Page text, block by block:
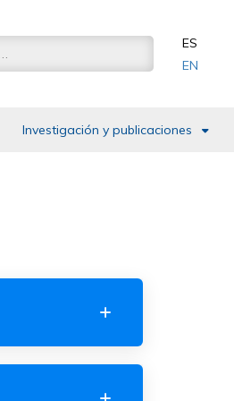
ES
EN
Investigación y publicaciones